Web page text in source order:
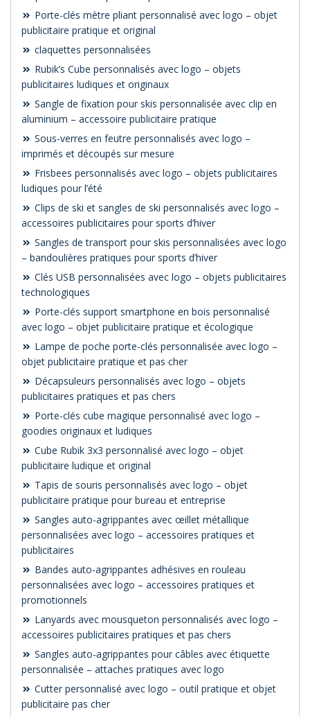
Porte-clés mètre pliant personnalisé avec logo – objet
publicitaire pratique et original
claquettes personnalisées
Rubik’s Cube personnalisés avec logo – objets
publicitaires ludiques et originaux
Sangle de fixation pour skis personnalisée avec clip en
aluminium – accessoire publicitaire pratique
Sous-verres en feutre personnalisés avec logo –
imprimés et découpés sur mesure
Frisbees personnalisés avec logo – objets publicitaires
ludiques pour l’été
Clips de ski et sangles de ski personnalisés avec logo –
accessoires publicitaires pour sports d’hiver
Sangles de transport pour skis personnalisées avec logo
– bandoulières pratiques pour sports d’hiver
Clés USB personnalisées avec logo – objets publicitaires
technologiques
Porte-clés support smartphone en bois personnalisé
avec logo – objet publicitaire pratique et écologique
Lampe de poche porte-clés personnalisée avec logo –
objet publicitaire pratique et pas cher
Décapsuleurs personnalisés avec logo – objets
publicitaires pratiques et pas chers
Porte-clés cube magique personnalisé avec logo –
goodies originaux et ludiques
Cube Rubik 3x3 personnalisé avec logo – objet
publicitaire ludique et original
Tapis de souris personnalisés avec logo – objet
publicitaire pratique pour bureau et entreprise
Sangles auto-agrippantes avec œillet métallique
personnalisées avec logo – accessoires pratiques et
publicitaires
Bandes auto-agrippantes adhésives en rouleau
personnalisées avec logo – accessoires pratiques et
promotionnels
Lanyards avec mousqueton personnalisés avec logo –
accessoires publicitaires pratiques et pas chers
Sangles auto-agrippantes pour câbles avec étiquette
personnalisée – attaches pratiques avec logo
Cutter personnalisé avec logo – outil pratique et objet
publicitaire pas cher